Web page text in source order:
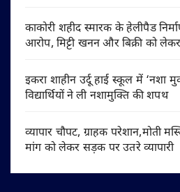
काकोरी शहीद स्मारक के हेलीपैड
आरोप, मिट्टी खनन और बिक्री को
इकरा शाहीन उर्दू हाई स्कूल में ‘नशा
विद्यार्थियों ने ली नशामुक्ति की शपथ
व्यापार चौपट, ग्राहक परेशान,मोती
मांग को लेकर सड़क पर उतरे व्यापारी